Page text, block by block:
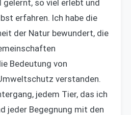
gelernt, so viel erlebt und
erfahren. Ich habe die
der Natur bewundert, die
Bedeutung von
verstanden.
jedem Tier, das ich
jeder Begegnung mit den